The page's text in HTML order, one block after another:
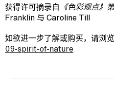
获得许可摘录自 《色彩观点》
Franklin 与 Caroline Till
如欲进一步了解或购买，请浏
09-spirit-of-nature